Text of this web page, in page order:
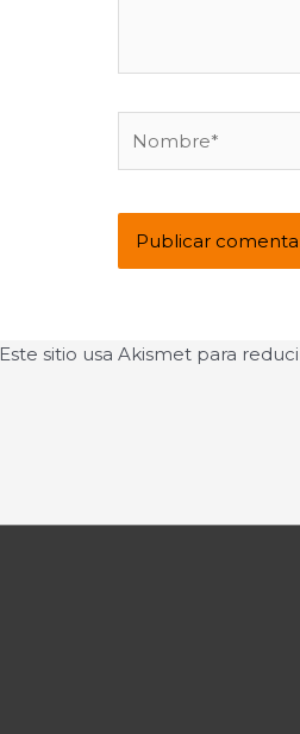
Este sitio usa Akismet para